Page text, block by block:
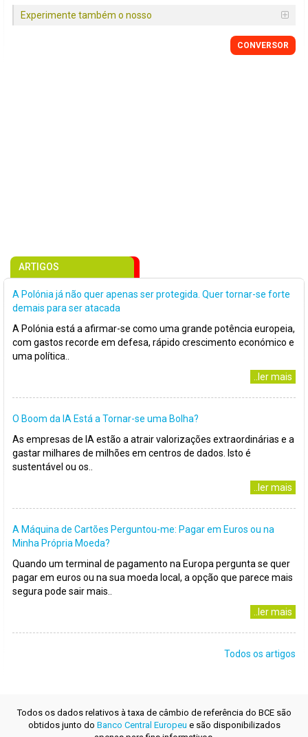
Experimente também o nosso
CONVERSOR
ARTIGOS
A Polónia já não quer apenas ser protegida. Quer tornar-se forte
demais para ser atacada
A Polónia está a afirmar-se como uma grande potência europeia,
com gastos recorde em defesa, rápido crescimento económico e
uma política..
..ler mais
O Boom da IA Está a Tornar-se uma Bolha?
As empresas de IA estão a atrair valorizações extraordinárias e a
gastar milhares de milhões em centros de dados. Isto é
sustentável ou os..
..ler mais
A Máquina de Cartões Perguntou-me: Pagar em Euros ou na
Minha Própria Moeda?
Quando um terminal de pagamento na Europa pergunta se quer
pagar em euros ou na sua moeda local, a opção que parece mais
segura pode sair mais..
..ler mais
Todos os artigos
Todos os dados relativos à taxa de câmbio de referência do BCE são
obtidos junto do Banco Central Europeu e são disponibilizados